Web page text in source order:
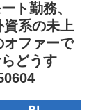
ト勤務、
資系の未上
ファーで
どうす